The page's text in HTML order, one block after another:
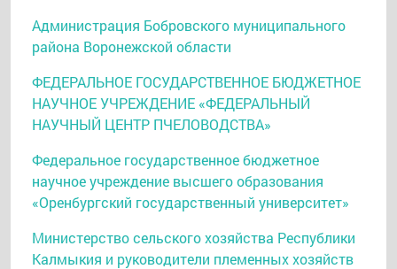
Администрация Бобровского муниципального
района Воронежской области
ФЕДЕРАЛЬНОЕ ГОСУДАРСТВЕННОЕ БЮДЖЕТНОЕ
НАУЧНОЕ УЧРЕЖДЕНИЕ «ФЕДЕРАЛЬНЫЙ
НАУЧНЫЙ ЦЕНТР ПЧЕЛОВОДСТВА»
Федеральное государственное бюджетное
научное учреждение высшего образования
«Оренбургский государственный университет»
Министерство сельского хозяйства Республики
Калмыкия и руководители племенных хозяйств